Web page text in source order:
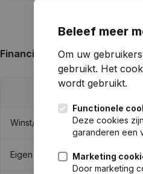
Financiële gegevensvan Pw
Winst/Verlies
Eigen vermogen
Beleef meer
Om uw
gebruikt. Het
wordt gebruikt.
Functionele
Deze cookies
garanderen een
Marketing
Door marketing